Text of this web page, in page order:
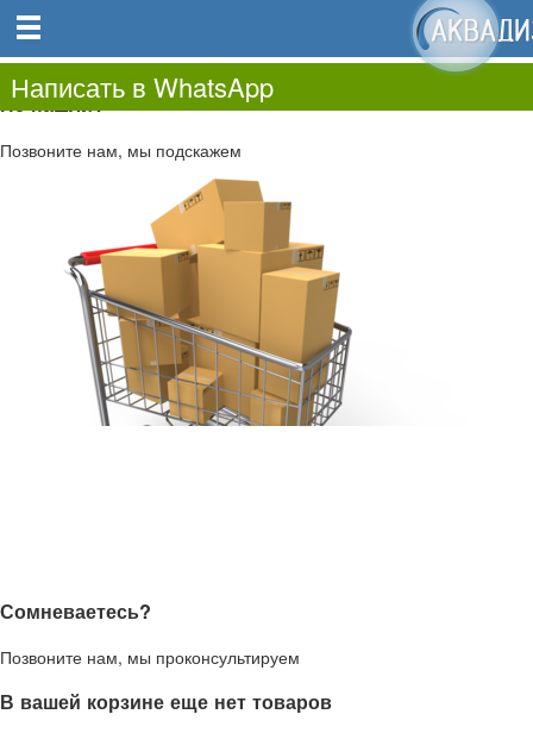
0.00
0
Не нашли?
Позвоните нам, мы подскажем
Сомневаетесь?
Позвоните нам, мы проконсультируем
В вашей корзине еще нет товаров
Написать в WhatsApp